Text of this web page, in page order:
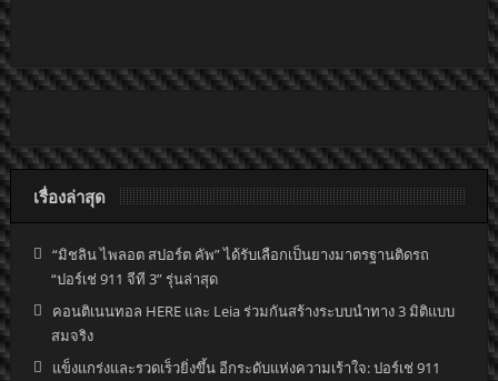
เรื่องล่าสุด
“มิชลิน ไพลอต สปอร์ต คัพ” ได้รับเลือกเป็นยางมาตรฐานติดรถ
“ปอร์เช่ 911 จีที 3” รุ่นล่าสุด
คอนติเนนทอล HERE และ Leia ร่วมกันสร้างระบบนำทาง 3 มิติแบบ
สมจริง
แข็งแกร่งและรวดเร็วยิ่งขึ้น อีกระดับแห่งความเร้าใจ: ปอร์เช่ 911